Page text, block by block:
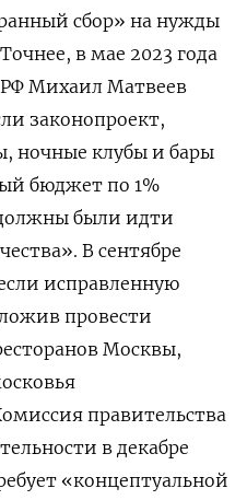
сбор» на нужды
в мае 2023 года
Михаил Матвеев
законопроект,
ночные клубы и бары
бюджет по 1%
были идти
В сентябре
исправленную
провести
Москвы,
правительства
в декабре
«концептуальной